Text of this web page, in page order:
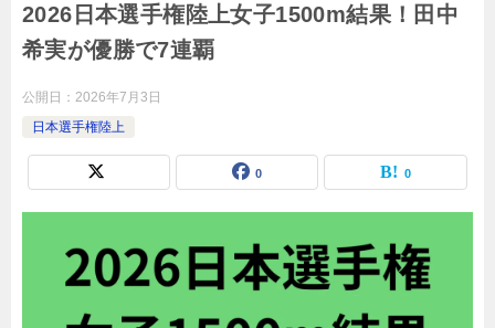
2026日本選手権陸上女子1500m結果！田中
希実が優勝で7連覇
公開日： 2026年7月3日
日本選手権陸上
0 0